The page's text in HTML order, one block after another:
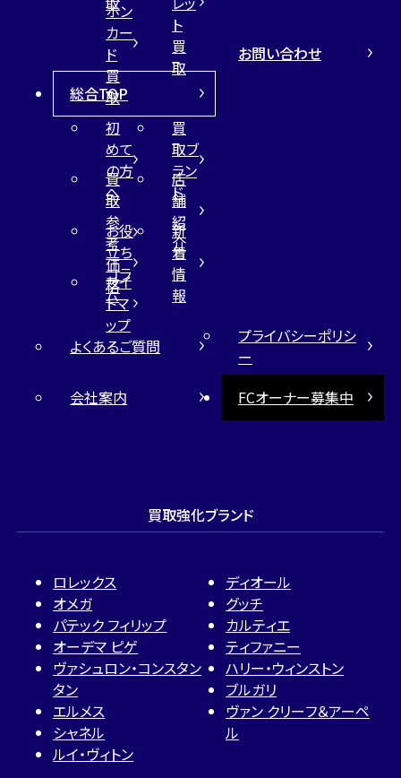
ト
買
取
ホン
カー
ド
買
取
総合TOP
初
めて
の方
へ
買
取ブ
ラン
ド
買
取
参
考
価
格
店
舗
紹
介
お役
立ち
コラ
ム
新
着
情
報
サイ
トマ
ップ
お問い合わせ
よくあるご質問
プライバシーポリシ
ー
会社案内
FCオーナー募集中
買取強化ブランド
ロレックス
オメガ
パテック フィリップ
オーデマ ピゲ
ヴァシュロン・コンスタン
タン
エルメス
シャネル
ルイ・ヴィトン
ディオール
グッチ
カルティエ
ティファニー
ハリー・ウィンストン
ブルガリ
ヴァン クリーフ＆アーペ
ル